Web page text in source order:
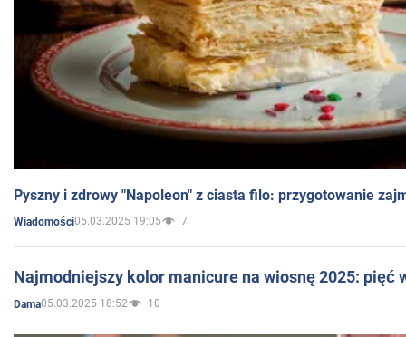
Pyszny i zdrowy "Napoleon" z ciasta filo: przygotowanie
Wiadomości05.03.2025 19:05 7
Najmodniejszy kolor manicure na wiosnę 2025: pięć
Dama05.03.2025 18:52 10